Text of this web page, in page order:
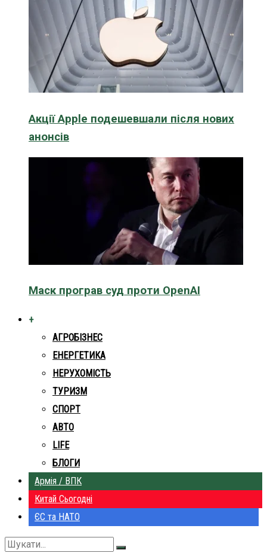
Акції Apple подешевшали після нових
анонсів
Маск програв суд проти OpenAI
+
АГРОБІЗНЕС
ЕНЕРГЕТИКА
НЕРУХОМІСТЬ
ТУРИЗМ
СПОРТ
АВТО
LIFE
БЛОГИ
Армія / ВПК
Китай Сьогодні
ЄС та НАТО